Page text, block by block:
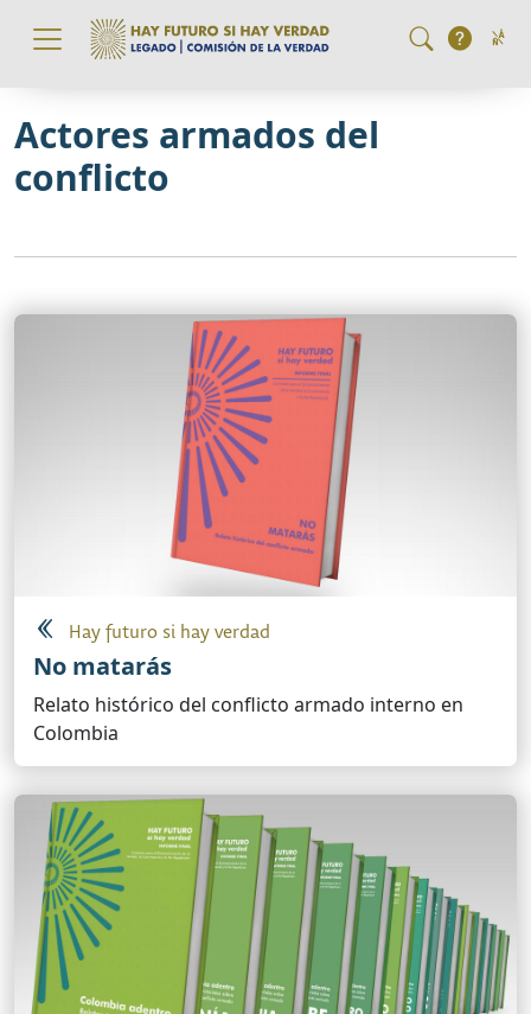
Pasar al contenido principal
Actores armados del
conflicto
Hay futuro si hay verdad
No matarás
Relato histórico del conflicto armado interno en
Colombia